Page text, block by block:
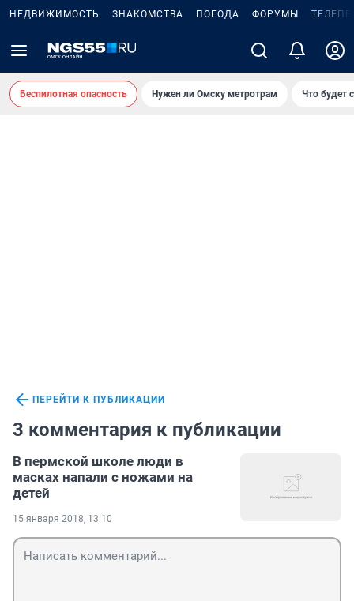
НЕДВИЖИМОСТЬ ЗНАКОМСТВА ПОГОДА ФОРУМЫ
Беспилотная опасность Нужен ли Омску метротрам Что будет
ПЕРЕЙТИ К ПУБЛИКАЦИИ
3 комментария к публикации
В пермской школе люди в
масках напали с ножами на
детей
15 января 2018, 13:10